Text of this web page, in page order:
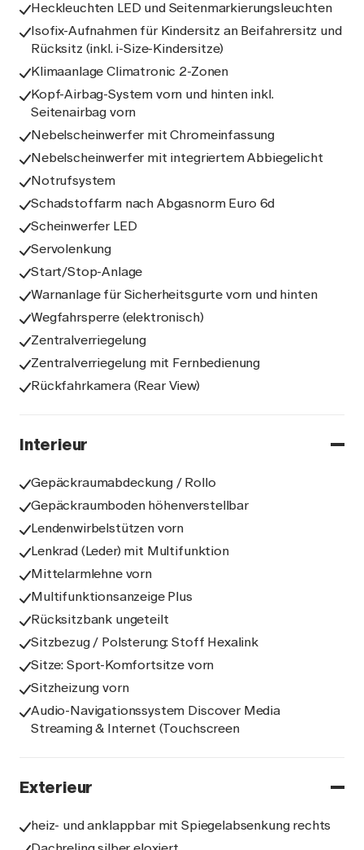
Heckleuchten LED und Seitenmarkierungsleuchten
Isofix-Aufnahmen für Kindersitz an Beifahrersitz und
Rücksitz (inkl. i-Size-Kindersitze)
Klimaanlage Climatronic 2-Zonen
Kopf-Airbag-System vorn und hinten inkl.
Seitenairbag vorn
Nebelscheinwerfer mit Chromeinfassung
Nebelscheinwerfer mit integriertem Abbiegelicht
Notrufsystem
Schadstoffarm nach Abgasnorm Euro 6d
Scheinwerfer LED
Servolenkung
Start/Stop-Anlage
Warnanlage für Sicherheitsgurte vorn und hinten
Wegfahrsperre (elektronisch)
Zentralverriegelung
Zentralverriegelung mit Fernbedienung
Rückfahrkamera (Rear View)
Interieur
Gepäckraumabdeckung / Rollo
Gepäckraumboden höhenverstellbar
Lendenwirbelstützen vorn
Lenkrad (Leder) mit Multifunktion
Mittelarmlehne vorn
Multifunktionsanzeige Plus
Rücksitzbank ungeteilt
Sitzbezug / Polsterung: Stoff Hexalink
Sitze: Sport-Komfortsitze vorn
Sitzheizung vorn
Audio-Navigationssystem Discover Media
Streaming & Internet (Touchscreen
Exterieur
heiz- und anklappbar mit Spiegelabsenkung rechts